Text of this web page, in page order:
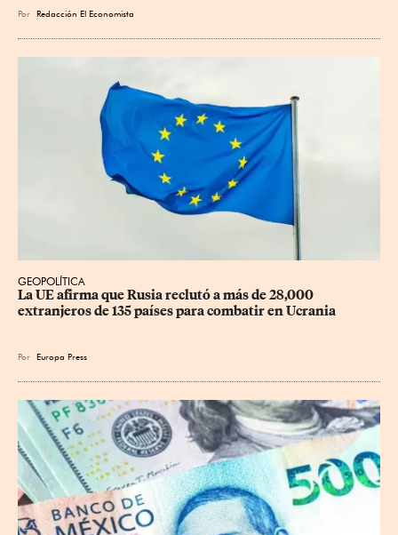
Por Redacción El Economista
GEOPOLÍTICA
La UE afirma que Rusia reclutó a más de 28,000
extranjeros de 135 países para combatir en Ucrania
Por Europa Press